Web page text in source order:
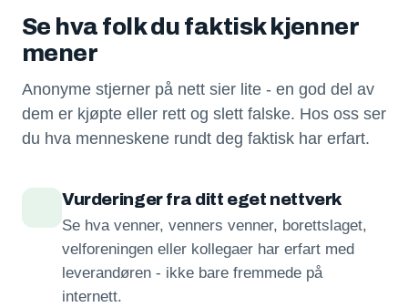
Se hva folk du faktisk kjenner
mener
Anonyme stjerner på nett sier lite - en god del av
dem er kjøpte eller rett og slett falske. Hos oss ser
du hva menneskene rundt deg faktisk har erfart.
Vurderinger fra ditt eget nettverk
Se hva venner, venners venner, borettslaget,
velforeningen eller kollegaer har erfart med
leverandøren - ikke bare fremmede på
internett.